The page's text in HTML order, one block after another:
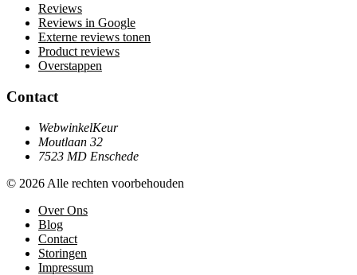
Reviews
Reviews in Google
Externe reviews tonen
Product reviews
Overstappen
Contact
WebwinkelKeur
Moutlaan 32
7523 MD Enschede
© 2026 Alle rechten voorbehouden
Over Ons
Blog
Contact
Storingen
Impressum